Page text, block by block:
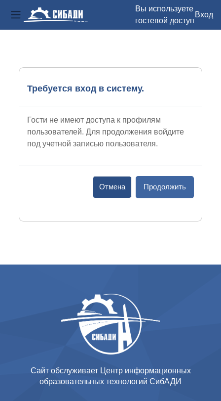
Боковая панель
Вы используете
гостевой доступ
Вход
Требуется вход в систему.
Гости не имеют доступа к профилям
пользователей. Для продолжения войдите
под учетной записью пользователя.
Отмена Продолжить
Сайт обслуживает Центр информационных
образовательных технологий СибАДИ